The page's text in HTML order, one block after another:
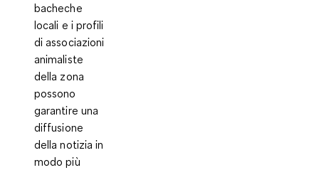
bacheche
locali e i profili
di associazioni
animaliste
della zona
possono
garantire una
diffusione
della notizia in
modo più